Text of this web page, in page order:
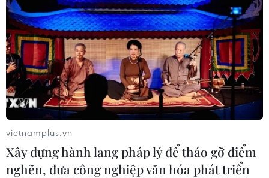
vietnamplus.vn
Xây dựng hành lang pháp lý để tháo gỡ điểm
nghẽn, đưa công nghiệp văn hóa phát triển